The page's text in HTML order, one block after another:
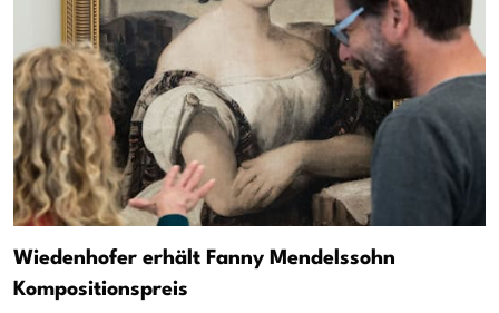
Wiedenhofer erhält Fanny Mendelssohn
Kompositionspreis